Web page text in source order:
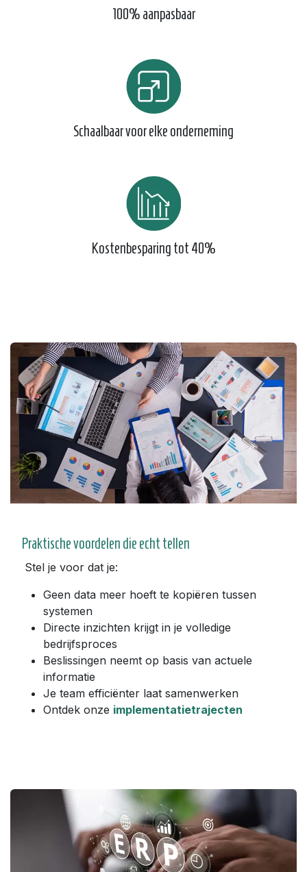
100% aanpasbaar
Schaalbaar voor elke onderneming
Kostenbesparing tot 40%
Praktische voordelen die echt tellen
Stel je voor dat je:
Geen data meer hoeft te kopiëren tussen
systemen
Directe inzichten krijgt in je volledige
bedrijfsproces
Beslissingen neemt op basis van actuele
informatie
Je team efficiënter laat samenwerken
Ontdek onze implementatietrajecten